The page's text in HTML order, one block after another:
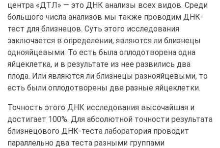
центра «ДТЛ» — это ДНК анализы всех видов. Среди
большого числа анализов мы также проводим ДНК-
тест для близнецов. Суть этого исследования
заключается в определении, являются ли близнецы
однояйцевыми. То есть была оплодотворена одна
яйцеклетка, и в результате из нее развились два
плода. Или являются ли близнецы разнояйцевыми, то
есть были оплодотворены две разные яйцеклетки.
Точность этого ДНК исследования высочайшая и
достигает 100%. Для абсолютной точности результата
близнецового ДНК-теста лаборатория проводит
параллельно два теста разными группами